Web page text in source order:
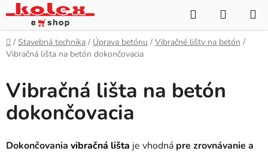
Prejsť
na
obsah
Hľadať
KOŠÍK
Domov
/ Stavebná technika / Úprava betónu / Vibračné lišty na betón /
Vibračná lišta na betón dokončovacia
Vibračná lišta na betón
dokončovacia
Dokončovania vibračná lišta je vhodná pre zrovnávanie a